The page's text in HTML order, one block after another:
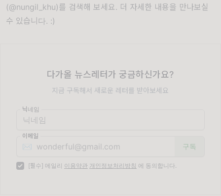
(@nungil_khu)를 검색해 보세요. 더 자세한 내용을 만나보실
수 있습니다. :)
다가올 뉴스레터가 궁금하신가요?
지금 구독해서 새로운 레터를 받아보세요
닉네임
이메일
✉️
[필수] 메일리 이용약관 개인정보처리방침 에 동의합니다.